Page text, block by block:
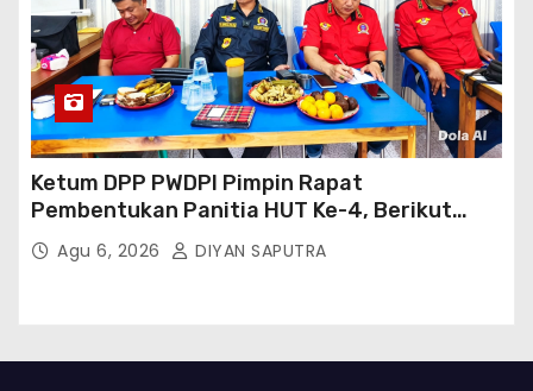
Ketum DPP PWDPI Pimpin Rapat
Pembentukan Panitia HUT Ke-4, Berikut
Susunan Dan Rangkaian Kegiatannya
Agu 6, 2026 DIYAN SAPUTRA